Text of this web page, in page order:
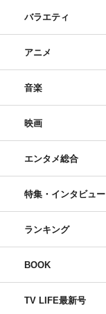
なりとてもうれし
シーズン1を見て
んが並々ならぬ
とが伝わったので
は背筋が伸びまし
の難しさと面白さ
密な時間を過ごせ
バラエティ
アニメ
音楽
映画
エンタメ総合
特集・インタビュー
ランキング
BOOK
TV LIFE最新号